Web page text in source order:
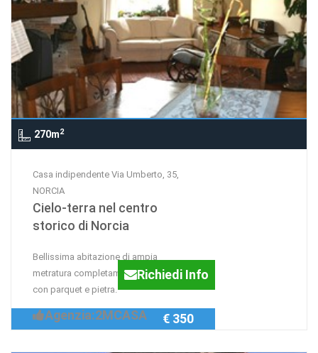
270m2
Casa indipendente Via Umberto, 35,
NORCIA
Cielo-terra nel centro
storico di Norcia
Bellissima abitazione di ampia
metratura completamente ristrutturata
con parquet e pietra.
Richiedi Info
Agenzia:2MCASA € 350